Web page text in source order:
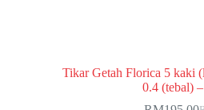
Tikar Getah Florica 5 kaki
0.4 (tebal)